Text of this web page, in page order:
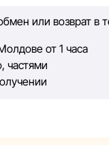
полной,
цель — обеспечить
вы смогли
абсолютную
или возврат в
от 1 часа
частями